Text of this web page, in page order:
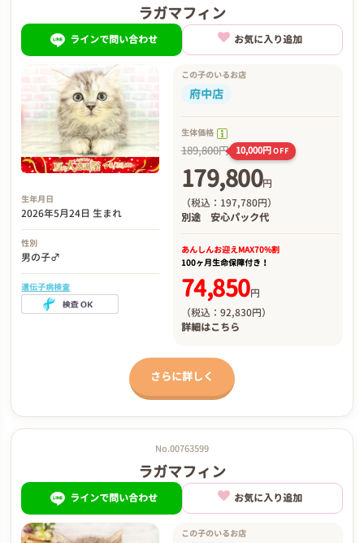
ラガマフィン
ラインで問い合わせ お気に入り追加
生年月日
2026年5月24日 生まれ
性別
男の子♂
遺伝子病検査
この子のいるお店
府中店
生体価格
189,800円 10,000円OFF
179,800円
（税込：197,780円）
別途 安心パック代
あんしんお迎えMAX70%割
100ヶ月生命保障付き！
74,850円
（税込：92,830円）
詳細はこちら
さらに詳しく
No.00763599
ラガマフィン
ラインで問い合わせ お気に入り追加
この子のいるお店